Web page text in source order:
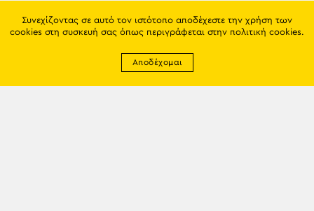
Συνεχίζοντας σε αυτό τον ιστότοπο αποδέχεστε την χρήση των
cookies στη συσκευή σας όπως περιγράφεται στην πολιτική cookies.
Αποδέχομαι